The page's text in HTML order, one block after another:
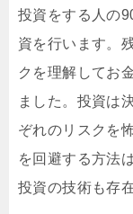
投資をする人の
資を行います。
クを理解してお
ました。投資は
ぞれのリスクを
を回避する方法
投資の技術も存